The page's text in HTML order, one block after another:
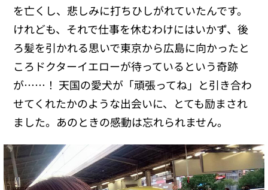
を亡くし、悲しみに打ちひしがれていたんです。
けれども、それで仕事を休むわけにはいかず、後
ろ髪を引かれる思いで東京から広島に向かったと
ころドクターイエローが待っているという奇跡
が……！ 天国の愛犬が「頑張ってね」と引き合わ
せてくれたかのような出会いに、とても励まされ
ました。あのときの感動は忘れられません。